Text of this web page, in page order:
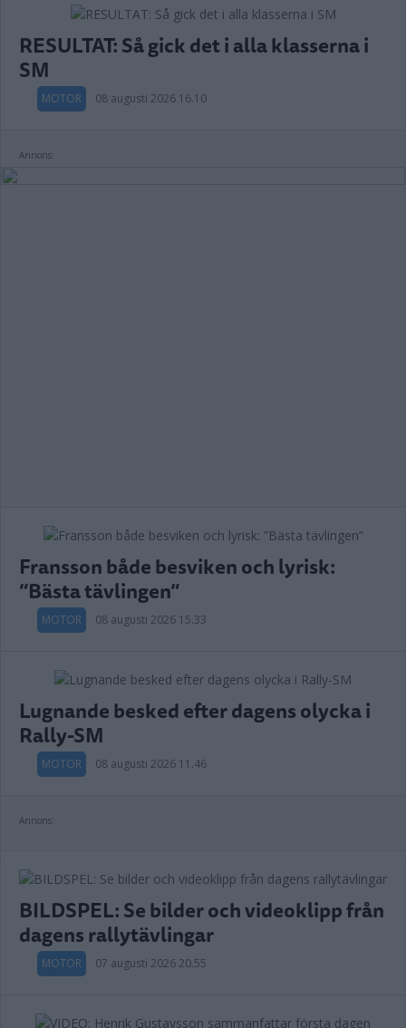
RESULTAT: Så gick det i alla klasserna i
SM
MOTOR 08 augusti 2026 16.10
Annons:
Fransson både besviken och lyrisk:
”Bästa tävlingen”
MOTOR 08 augusti 2026 15.33
Lugnande besked efter dagens olycka i
Rally-SM
MOTOR 08 augusti 2026 11.46
Annons:
BILDSPEL: Se bilder och videoklipp från
dagens rallytävlingar
MOTOR 07 augusti 2026 20.55